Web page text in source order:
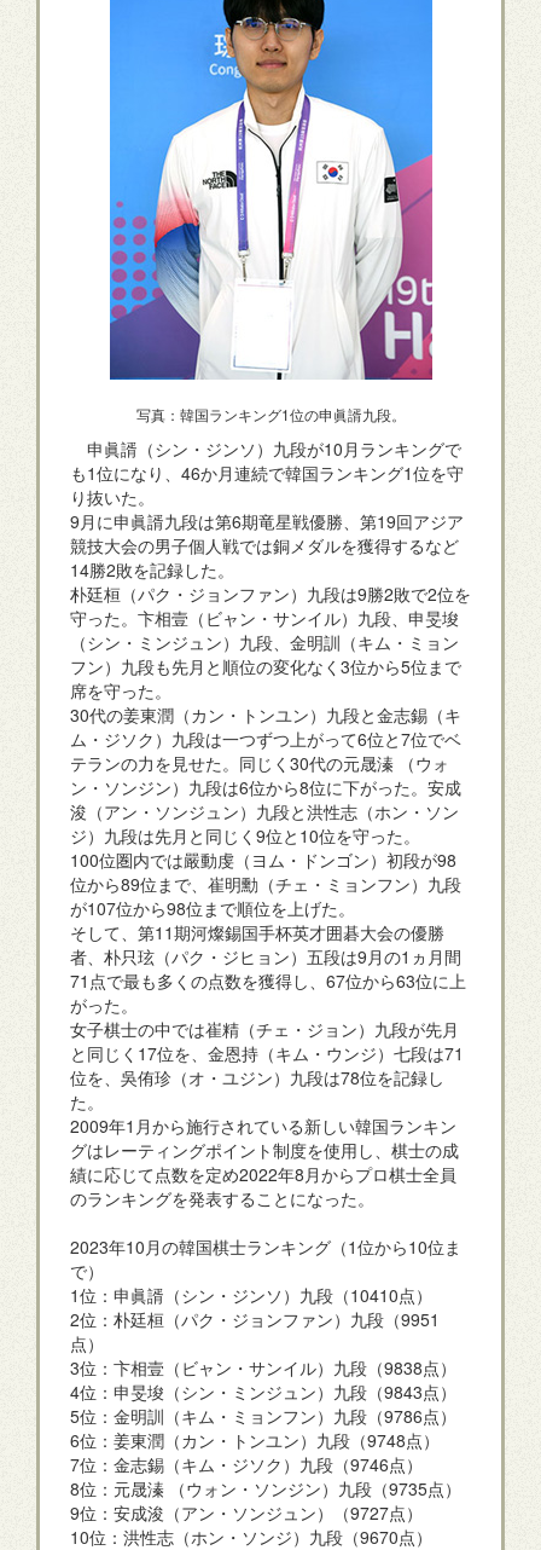
写真：韓国ランキング1位の申眞諝九段。
申眞諝（シン・ジンソ）九段が10月ランキングで
も1位になり、46か月連続で韓国ランキング1位を守
り抜いた。
9月に申眞諝九段は第6期竜星戦優勝、第19回アジア
競技大会の男子個人戦では銅メダルを獲得するなど
14勝2敗を記録した。
朴廷桓（パク・ジョンファン）九段は9勝2敗で2位を
守った。卞相壹（ビャン・サンイル）九段、申旻埈
（シン・ミンジュン）九段、金明訓（キム・ミョン
フン）九段も先月と順位の変化なく3位から5位まで
席を守った。
30代の姜東潤（カン・トンユン）九段と金志錫（キ
ム・ジソク）九段は一つずつ上がって6位と7位でベ
テランの力を見せた。同じく30代の元晟溱 （ウォ
ン・ソンジン）九段は6位から8位に下がった。安成
浚（アン・ソンジュン）九段と洪性志（ホン・ソン
ジ）九段は先月と同じく9位と10位を守った。
100位圏内では嚴動虔（ヨム・ドンゴン）初段が98
位から89位まで、崔明勳（チェ・ミョンフン）九段
が107位から98位まで順位を上げた。
そして、第11期河燦錫国手杯英才囲碁大会の優勝
者、朴只玹（パク・ジヒョン）五段は9月の1ヵ月間
71点で最も多くの点数を獲得し、67位から63位に上
がった。
女子棋士の中では崔精（チェ・ジョン）九段が先月
と同じく17位を、金恩持（キム・ウンジ）七段は71
位を、吳侑珍（オ・ユジン）九段は78位を記録し
た。
2009年1月から施行されている新しい韓国ランキン
グはレーティングポイント制度を使用し、棋士の成
績に応じて点数を定め2022年8月からプロ棋士全員
のランキングを発表することになった。
2023年10月の韓国棋士ランキング（1位から10位ま
で）
1位：申眞諝（シン・ジンソ）九段（10410点）
2位：朴廷桓（パク・ジョンファン）九段（9951
点）
3位：卞相壹（ビャン・サンイル）九段（9838点）
4位：申旻埈（シン・ミンジュン）九段（9843点）
5位：金明訓（キム・ミョンフン）九段（9786点）
6位：姜東潤（カン・トンユン）九段（9748点）
7位：金志錫（キム・ジソク）九段（9746点）
8位：元晟溱 （ウォン・ソンジン）九段（9735点）
9位：安成浚（アン・ソンジュン）（9727点）
10位：洪性志（ホン・ソンジ）九段（9670点）